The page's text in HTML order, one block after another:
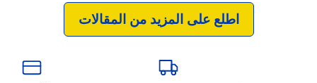
اطلع على المزيد من المقالات